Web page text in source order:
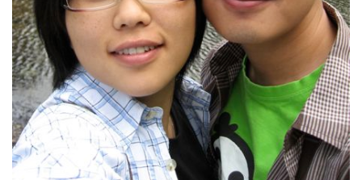
(너
무
불
편
하
다
고
생
각
하
시...